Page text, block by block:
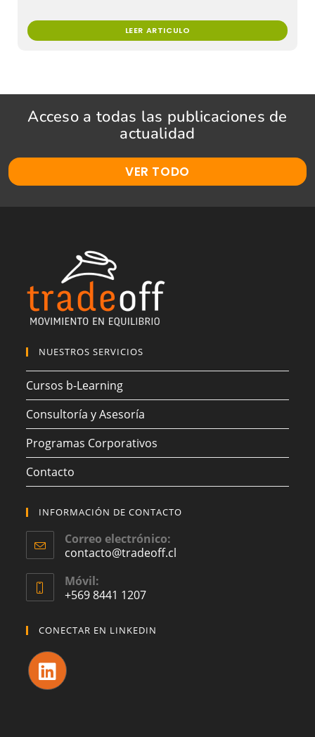
LEER ARTICULO
Acceso a todas las publicaciones de
actualidad
VER TODO
NUESTROS SERVICIOS
Cursos b-Learning
Consultoría y Asesoría
Programas Corporativos
Contacto
INFORMACIÓN DE CONTACTO
Correo electrónico:
contacto@tradeoff.cl
Móvil:
+569 8441 1207
CONECTAR EN LINKEDIN